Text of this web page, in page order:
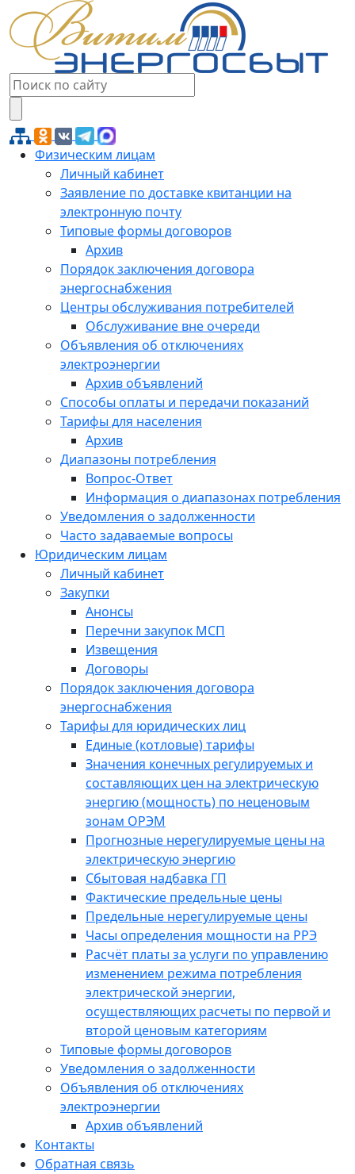
Физическим лицам
Личный кабинет
Заявление по доставке квитанции на
электронную почту
Типовые формы договоров
Архив
Порядок заключения договора
энергоснабжения
Центры обслуживания потребителей
Обслуживание вне очереди
Объявления об отключениях
электроэнергии
Архив объявлений
Способы оплаты и передачи показаний
Тарифы для населения
Архив
Диапазоны потребления
Вопрос-Ответ
Информация о диапазонах потребления
Уведомления о задолженности
Часто задаваемые вопросы
Юридическим лицам
Личный кабинет
Закупки
Анонсы
Перечни закупок МСП
Извещения
Договоры
Порядок заключения договора
энергоснабжения
Тарифы для юридических лиц
Единые (котловые) тарифы
Значения конечных регулируемых и
составляющих цен на электрическую
энергию (мощность) по неценовым
зонам ОРЭМ
Прогнозные нерегулируемые цены на
электрическую энергию
Сбытовая надбавка ГП
Фактические предельные цены
Предельные нерегулируемые цены
Часы определения мощности на РРЭ
Расчёт платы за услуги по управлению
изменением режима потребления
электрической энергии,
осуществляющих расчеты по первой и
второй ценовым категориям
Типовые формы договоров
Уведомления о задолженности
Объявления об отключениях
электроэнергии
Архив объявлений
Контакты
Обратная связь